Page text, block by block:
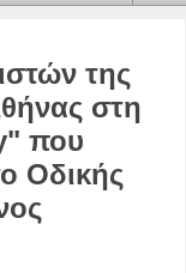
της
στη
που
Οδικής